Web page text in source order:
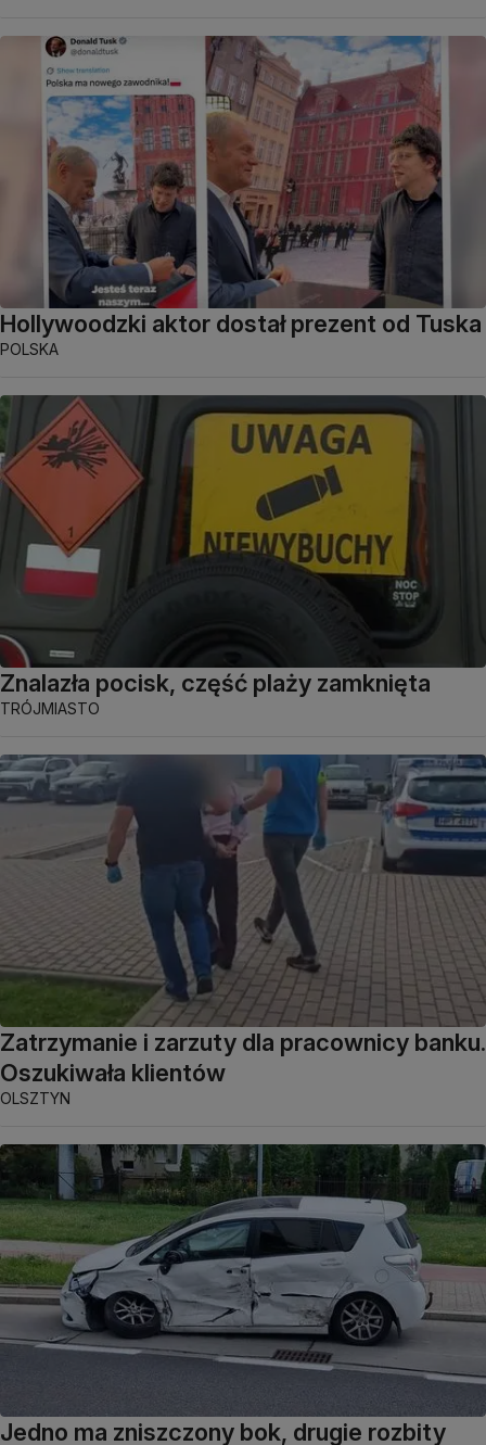
Hollywoodzki aktor dostał prezent od Tuska
POLSKA
Znalazła pocisk, część plaży zamknięta
TRÓJMIASTO
Zatrzymanie i zarzuty dla pracownicy banku.
Oszukiwała klientów
OLSZTYN
Jedno ma zniszczony bok, drugie rozbity